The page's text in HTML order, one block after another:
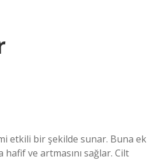
etkili bir şekilde sunar. Buna ek
ve artmasını sağlar. Cilt